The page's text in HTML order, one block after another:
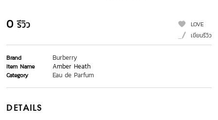
0 รีวิว
LOVE
เขียนรีวิว
Brand Burberry
Item Name Amber Heath
Category Eau de Parfum
DETAILS